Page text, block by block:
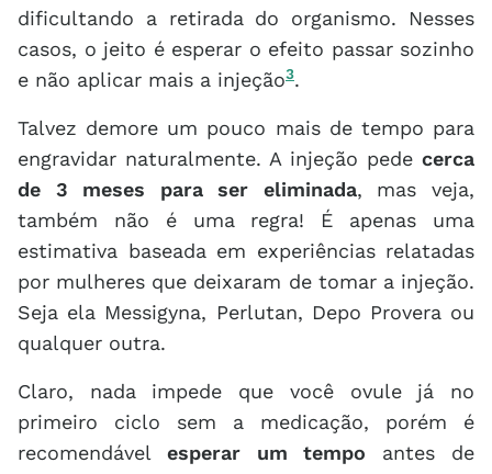
dificultando a retirada do organismo. Nesses
casos, o jeito é esperar o efeito passar sozinho
e não aplicar mais a injeção3.
Talvez demore um pouco mais de tempo para
engravidar naturalmente. A injeção pede cerca
de 3 meses para ser eliminada, mas veja,
também não é uma regra! É apenas uma
estimativa baseada em experiências relatadas
por mulheres que deixaram de tomar a injeção.
Seja ela Messigyna, Perlutan, Depo Provera ou
qualquer outra.
Claro, nada impede que você ovule já no
primeiro ciclo sem a medicação, porém é
recomendável esperar um tempo antes de